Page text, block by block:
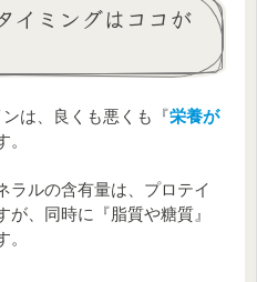
イミングはココが
は、良くも悪くも『栄養が
ラルの含有量は、プロテイ
、同時に『脂質や糖質』